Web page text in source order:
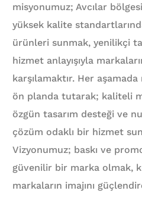
misyonumuz; Avcılar
yüksek kalite
ürünleri sunmak, yenilikçi
hizmet anlayışıyla
karşılamaktır. Her
ön planda tutarak; kaliteli
özgün tasarım desteği ve
çözüm odaklı bir hizmet
Vizyonumuz; baskı ve
güvenilir bir marka olmak,
markaların imajını